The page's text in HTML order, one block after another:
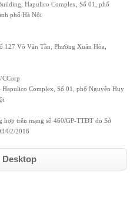
Hapulico Complex, Số 01, phố
phố Hà Nội
127 Võ Văn Tần, Phường Xuân Hòa,
Complex, Số 01, phố Nguyễn Huy
hợp trên mạng số 460/GP-TTĐT do Sở
02/2016
Desktop